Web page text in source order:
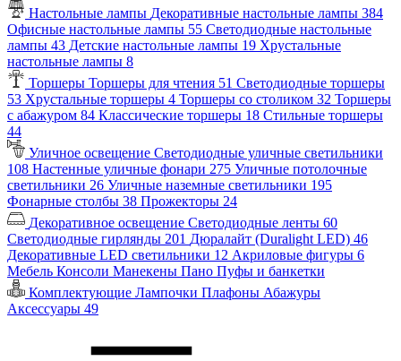
Настольные лампы Декоративные настольные лампы 384
Офисные настольные лампы 55 Светодиодные настольные
лампы 43 Детские настольные лампы 19 Хрустальные
настольные лампы 8
Торшеры Торшеры для чтения 51 Светодиодные торшеры
53 Хрустальные торшеры 4 Торшеры со столиком 32 Торшеры
с абажуром 84 Классические торшеры 18 Стильные торшеры
44
Уличное освещение Светодиодные уличные светильники
108 Настенные уличные фонари 275 Уличные потолочные
светильники 26 Уличные наземные светильники 195
Фонарные столбы 38 Прожекторы 24
Декоративное освещение Светодиодные ленты 60
Светодиодные гирлянды 201 Дюралайт (Duralight LED) 46
Декоративные LED светильники 12 Акриловые фигуры 6
Мебель Консоли Манекены Пано Пуфы и банкетки
Комплектующие Лампочки Плафоны Абажуры
Аксессуары 49